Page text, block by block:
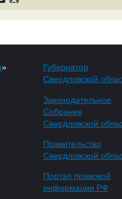
»
Губернатор
Свердловской
Законодательное
Собрание
Свердловской
Правительство
Свердловской
Портал правовой
информации РФ